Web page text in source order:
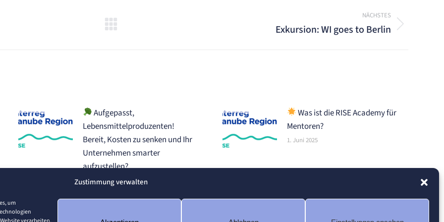
Zustimmung verwalten
um
NÄCHSTES
Exkursion: WI goes to Berlin
Aufgepasst,
Lebensmittelproduzenten!
Bereit, Kosten zu senken und Ihr
Unternehmen smarter
aufzustellen?
16. Juni 2025
Was ist die RISE Academy für
Mentoren?
1. Juni 2025